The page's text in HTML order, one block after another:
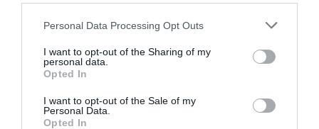
Please note that this website/app uses one or more Google
not limited to your visit or usage behaviour. You may click to
grant or deny consent to Google and its third-party tags to
use your data for below specified purposes in below Google
consent section.
Personal Data Processing Opt Outs
I want to opt-out of the Sharing of my
personal data.
Opted In
I want to opt-out of the Sale of my
Personal Data.
Opted In